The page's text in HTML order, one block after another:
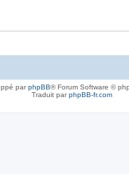
parphpBB® Forum Software ©
Traduit parphpBB-fr.com